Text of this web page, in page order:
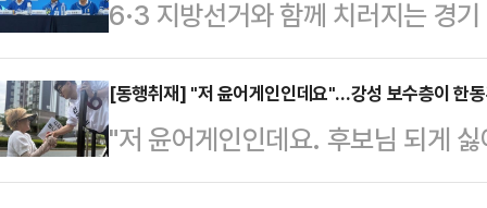
가능성이 대두되며 숨고르기 장세
을 찾았지만 양향자 후보는 7곳에
보는 이날 오전 유세 일정 이동 과
시민들과 접촉면을 넓혔다. 수원역
중앙공원 유세 장소까지 전철로 이
후보는 지하철 안에서 시민…
6·3 지방선거와 함께 치러지는 경
든 가운데, 더불어민주당 지도부가
정작 김용남 후보 후원회장이자 당
서 일각에서는 그 배경을 둘러싼 해
본선거를 나흘 앞둔 30일, 민주당
[동행취재] "저 윤어게인인데요"…강성 보수층이 한
"저 윤어게인인데요. 후보님 되게
어요."사전투표 마지막 날인 30일,